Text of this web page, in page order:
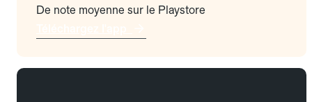
De note moyenne sur le Playstore